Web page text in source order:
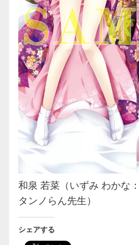
和泉 若菜（いずみ わかな
タンノらん先生）
シェアする